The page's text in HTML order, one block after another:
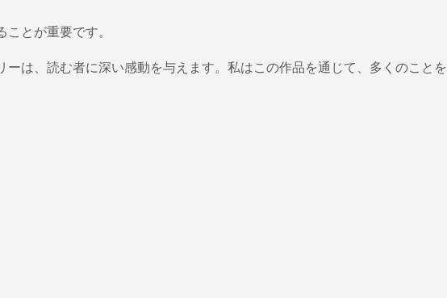
とが重要です。
は、読む者に深い感動を与えます。私はこの作品を通じて、多くのことを